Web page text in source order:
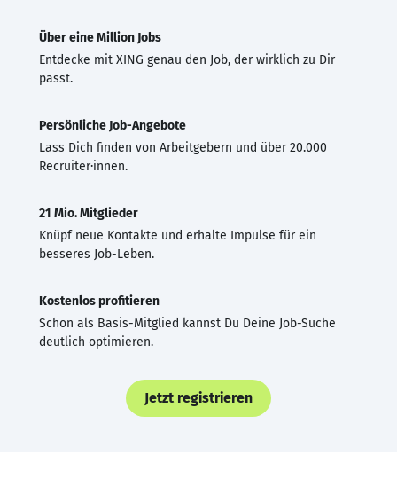
Über eine Million Jobs
Entdecke mit XING genau den Job, der wirklich zu Dir
passt.
Persönliche Job-Angebote
Lass Dich finden von Arbeitgebern und über 20.000
Recruiter·innen.
21 Mio. Mitglieder
Knüpf neue Kontakte und erhalte Impulse für ein
besseres Job-Leben.
Kostenlos profitieren
Schon als Basis-Mitglied kannst Du Deine Job-Suche
deutlich optimieren.
Jetzt registrieren